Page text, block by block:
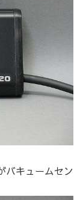
バキュームセン